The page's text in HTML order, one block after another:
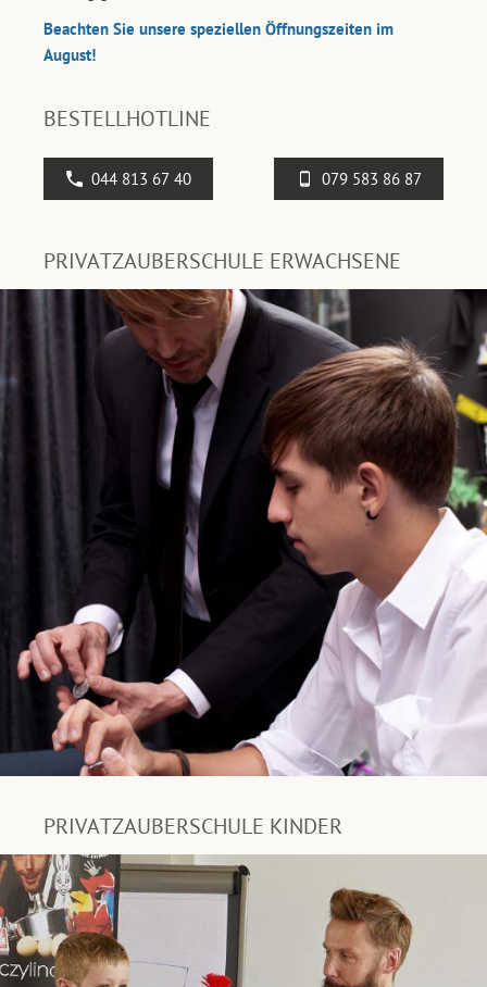
Beachten Sie unsere speziellen Öffnungszeiten im
August!
BESTELLHOTLINE
044 813 67 40 079 583 86 87
PRIVATZAUBERSCHULE ERWACHSENE
PRIVATZAUBERSCHULE KINDER